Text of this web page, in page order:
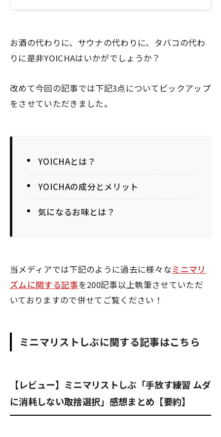
お酒の代わりに、サウナの代わりに、タバコの代わ
りに是非YOICHAはいかがでしょうか？
改めて今回の記事では下記3点についてピックアップ
をさせていただきました。
YOICHAとは？
YOICHAの成分とメリット
気になるお味とは？
当メディアでは下記のように過去に様々なミニマリ
ズムに関する記事を200記事以上執筆させていただ
いておりますので併せてご覧ください！
ミニマリストしぶに関する記事はこちら
【レビュー】ミニマリストしぶ「手放す練習 ムダ
に消耗しない取捨選択」感想まとめ【要約】